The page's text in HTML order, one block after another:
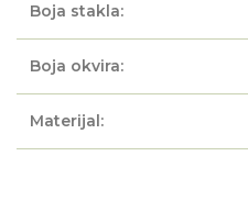
Boja stakla:
Boja okvira:
Materijal: